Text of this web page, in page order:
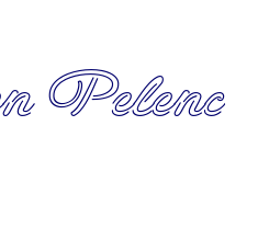
Pelenc